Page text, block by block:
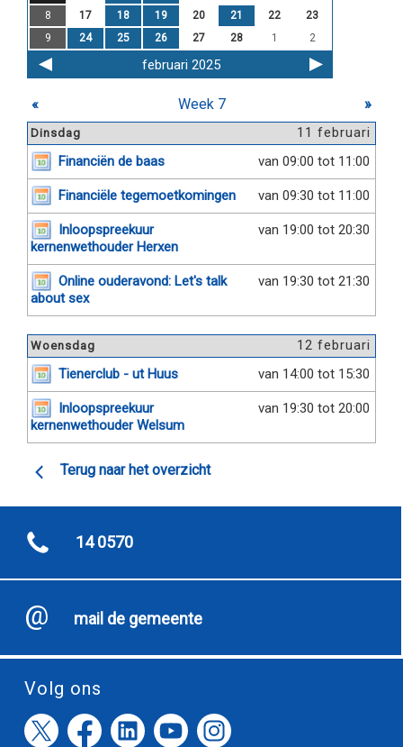
8
17 18 19 20 21 22
23
9
24 25 26 27 28 1 2
februari 2025
« Week 7 »
11 februari
Dinsdag
van 09:00 tot 11:00
Financiën de baas
van 09:30 tot 11:00
Financiële tegemoetkomingen
van 19:00 tot 20:30
Inloopspreekuur
kernenwethouder Herxen
van 19:30 tot 21:30
Online ouderavond: Let's talk
about sex
12 februari
Woensdag
van 14:00 tot 15:30
Tienerclub - ut Huus
van 19:30 tot 20:00
Inloopspreekuur
kernenwethouder Welsum
Terug naar het overzicht
14 0570
mail de gemeente
Volg ons